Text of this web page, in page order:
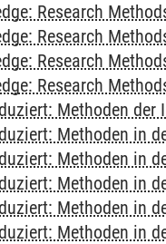
Research
Research
Research
Research
Methoden der
Methoden in
Methoden in
Methoden in
Methoden in
Methoden in